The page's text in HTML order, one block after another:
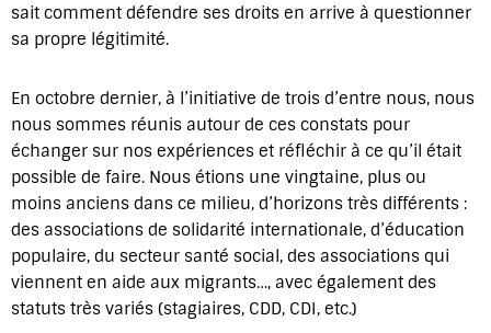
sait comment défendre ses droits en arrive à questionner
sa propre légitimité.
En octobre dernier, à l’initiative de trois d’entre nous, nous
nous sommes réunis autour de ces constats pour
échanger sur nos expériences et réfléchir à ce qu’il était
possible de faire. Nous étions une vingtaine, plus ou
moins anciens dans ce milieu, d’horizons très différents :
des associations de solidarité internationale, d’éducation
populaire, du secteur santé social, des associations qui
viennent en aide aux migrants…, avec également des
statuts très variés (stagiaires, CDD, CDI, etc.)